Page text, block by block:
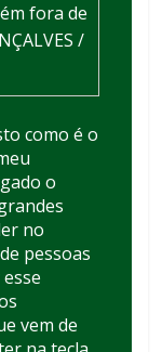
fora de
/
como é o
o
no
pessoas
vem de